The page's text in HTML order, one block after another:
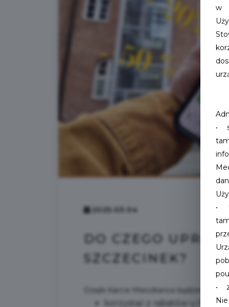
2025-03-04
DO CZEGO
SZCZECINEK?
Dzięki Karcie Mieszkańca będziesz
korzystać z rabatów u
w
•
•
•